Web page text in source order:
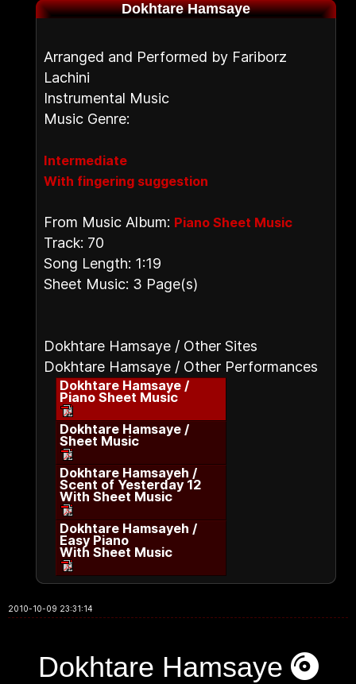
Dokhtare Hamsaye
Arranged and Performed by Fariborz
Lachini
Instrumental Music
Music Genre:
Intermediate
With fingering suggestion
From Music Album: Piano Sheet Music
Track: 70
Song Length: 1:19
Sheet Music: 3 Page(s)
Dokhtare Hamsaye / Other Sites
Dokhtare Hamsaye / Other Performances
Dokhtare Hamsaye /
Piano Sheet Music
Dokhtare Hamsaye /
Sheet Music
Dokhtare Hamsayeh /
Scent of Yesterday 12
With Sheet Music
Dokhtare Hamsayeh /
Easy Piano
With Sheet Music
2010-10-09 23:31:14
Dokhtare Hamsaye